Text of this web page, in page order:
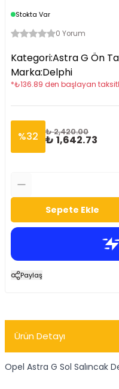
Stokta Var
0 Yorum
Kategori:Astra G Ön
Marka:Delphi
*₺136.89 den başlayan
%32 ₺ 2,420.00
₺ 1,642.73
Sepete Ekle
Paylaş
Ürün Detayı
Opel Astra G Sol Salıncak